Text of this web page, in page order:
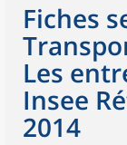
Fiches
Les
Insee
2014